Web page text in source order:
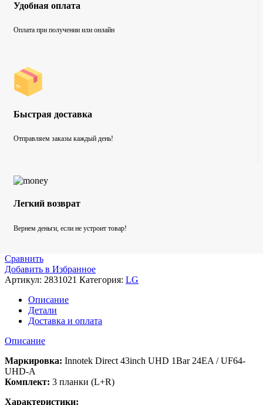
Удобная оплата
Оплата при получении или онлайн
Быстрая доставка
Отправляем заказы каждый день!
Легкий возврат
Вернем деньги, если не устроит товар!
Сравнить
Добавить в Избранное
Артикул: 2831021 Категория: LG
Описание
Детали
Доставка и оплата
Описание
Маркировка: Innotek Direct 43inch UHD 1Bar 24EA / UF64-
UHD-A
Комплект: 3 планки (L+R)
Характеристики: